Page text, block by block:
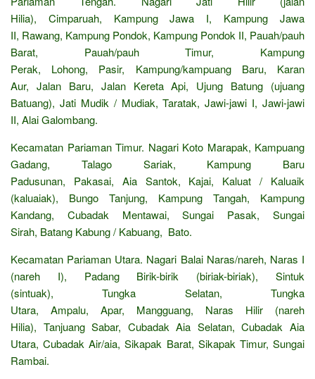
Hilia), Cimparuah, Kampung Jawa I, Kampung Jawa
II, Rawang, Kampung Pondok, Kampung Pondok II, Pauah/pauh
Barat, Pauah/pauh Timur, Kampung
Perak, Lohong, Pasir, Kampung/kampuang Baru, Karan
Aur, Jalan Baru, Jalan Kereta Api, Ujung Batung (ujuang
Batuang), Jati Mudik / Mudiak, Taratak, Jawi-jawi I, Jawi-jawi
II, Alai Galombang.
Kecamatan Pariaman Timur. Nagari Koto Marapak, Kampuang
Gadang, Talago Sariak, Kampung Baru
Padusunan, Pakasai, Aia Santok, Kajai, Kaluat / Kaluaik
(kaluaiak), Bungo Tanjung, Kampung Tangah, Kampung
Kandang, Cubadak Mentawai, Sungai Pasak, Sungai
Sirah, Batang Kabung / Kabuang, Bato.
Kecamatan Pariaman Utara. Nagari Balai Naras/nareh, Naras I
(nareh I), Padang Birik-birik (biriak-biriak), Sintuk
(sintuak), Tungka Selatan, Tungka
Utara, Ampalu, Apar, Mangguang, Naras Hilir (nareh
Hilia), Tanjuang Sabar, Cubadak Aia Selatan, Cubadak Aia
Utara, Cubadak Air/aia, Sikapak Barat, Sikapak Timur, Sungai
Rambai.